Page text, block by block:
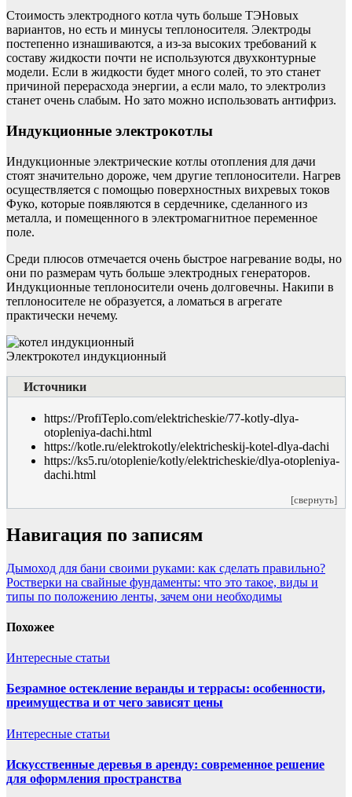
Стоимость электродного котла чуть больше ТЭНовых
вариантов, но есть и минусы теплоносителя. Электроды
постепенно изнашиваются, а из-за высоких требований к
составу жидкости почти не используются двухконтурные
модели. Если в жидкости будет много солей, то это станет
причиной перерасхода энергии, а если мало, то электролиз
станет очень слабым. Но зато можно использовать антифриз.
Индукционные электрокотлы
Индукционные электрические котлы отопления для дачи
стоят значительно дороже, чем другие теплоносители. Нагрев
осуществляется с помощью поверхностных вихревых токов
Фуко, которые появляются в сердечнике, сделанного из
металла, и помещенного в электромагнитное переменное
поле.
Среди плюсов отмечается очень быстрое нагревание воды, но
они по размерам чуть больше электродных генераторов.
Индукционные теплоносители очень долговечны. Накипи в
теплоносителе не образуется, а ломаться в агрегате
практически нечему.
Электрокотел индукционный
Источники
https://ProfiTeplo.com/elektricheskie/77-kotly-dlya-
otopleniya-dachi.html
https://kotle.ru/elektrokotly/elektricheskij-kotel-dlya-dachi
https://ks5.ru/otoplenie/kotly/elektricheskie/dlya-otopleniya-
dachi.html
[свернуть]
Навигация по записям
Дымоход для бани своими руками: как сделать правильно?
Ростверки на свайные фундаменты: что это такое, виды и
типы по положению ленты, зачем они необходимы
Похожее
Интересные статьи
Безрамное остекление веранды и террасы: особенности,
преимущества и от чего зависят цены
Интересные статьи
Искусственные деревья в аренду: современное решение
для оформления пространства